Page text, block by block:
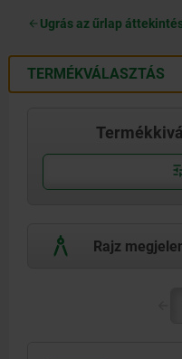
Ugrás az űrlap
TERMÉKVÁLASZTÁS
Rajz